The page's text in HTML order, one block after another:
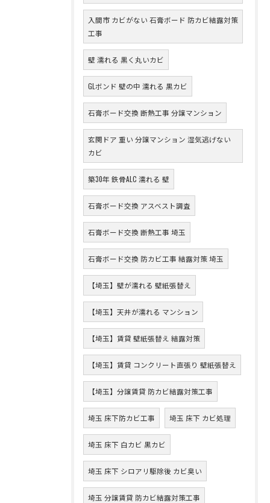
入間市 カビがない 石膏ボード 防カビ結露対策
工事
壁 濡れる 黒く丸いカビ
GLボンド 壁の中 濡れる 黒カビ
石膏ボード交換 断熱工事 分譲マンション
玄関ドア 重い 分譲マンション 湿気逃げない
カビ
築30年 鉄骨ALC 濡れる 壁
石膏ボード交換 アスベスト調査
石膏ボード交換 断熱工事 埼玉
石膏ボード交換 防カビ工事 結露対策 埼玉
【埼玉】壁が濡れる 壁紙張替え
【埼玉】天井が濡れる マンション
【埼玉】賃貸 壁紙張替え 結露対策
【埼玉】賃貸 コンクリート直張り 壁紙張替え
【埼玉】分譲賃貸 防カビ結露対策工事
埼玉 床下防カビ工事 埼玉 床下 カビ処理
埼玉 床下 白カビ 黒カビ
埼玉 床下 シロアリ駆除後 カビ臭い
埼玉 分譲賃貸 防カビ結露対策工事